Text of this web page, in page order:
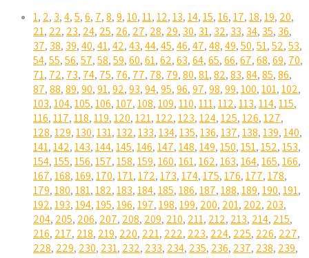
1, 2, 3,4,5,6, 7,8,9,10,11,12,13,14,15,16,17,18,19, 20,
21, 22, 23, 24, 25, 26, 27, 28, 29, 30, 31, 32, 33, 34, 35, 36,
37, 38, 39,40,41,42,43,44,45,46,47,48,49,50,51,52,53,
54,55,56,57,58,59,60,61,62,63,64,65,66,67,68,69, 70,
71, 72, 73, 74, 75, 76, 77, 78, 79,80,81,82,83,84,85,86,
87,88,89,90,91,92,93,94,95,96,97,98,99,100,101,102,
103,104,105,106,107,108,109,110,111,112,113,114,115,
116,117,118,119,120,121,122,123,124,125,126,127,
128,129,130,131,132,133,134,135,136,137,138,139,140,
141,142,143,144,145,146,147,148,149,150,151,152,153,
154,155,156,157,158,159,160,161,162,163,164,165,166,
167,168,169,170,171,172,173,174,175,176,177,178,
179,180,181,182,183,184,185,186,187,188,189,190,191,
192,193,194,195,196,197,198,199, 200, 201, 202, 203,
204, 205, 206, 207, 208, 209, 210, 211, 212, 213, 214, 215,
216, 217, 218, 219, 220, 221, 222, 223, 224, 225, 226, 227,
228, 229, 230, 231, 232, 233, 234, 235, 236, 237, 238, 239,